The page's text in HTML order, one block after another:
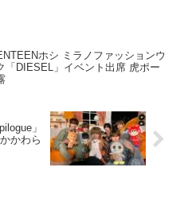
ホシ ミラノファッションウ
「DIESEL」イベント出席 虎ポー
」
かわら